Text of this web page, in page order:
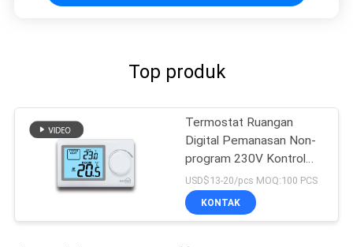
Top produk
Termostat Ruangan
Digital Pemanasan Non-
program 230V Kontrol
Pemanasan Boiler
USD$13-20/pcs MOQ:100 PCS
KONTAK